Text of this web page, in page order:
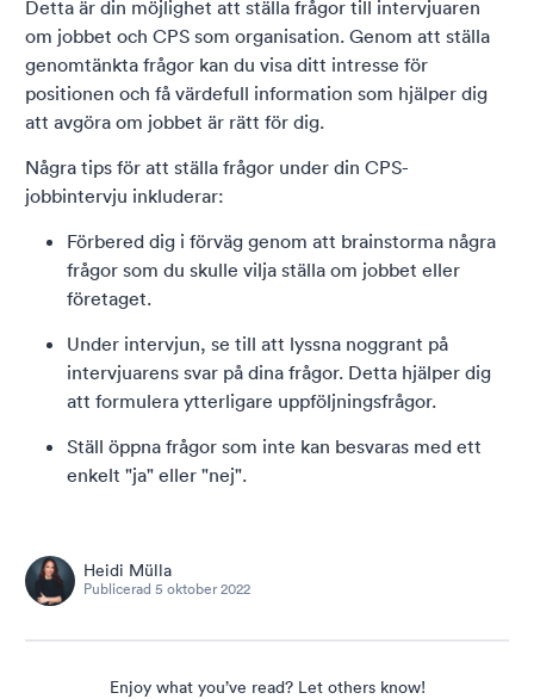
Detta är din möjlighet att ställa frågor till intervjuaren
om jobbet och CPS som organisation. Genom att ställa
genomtänkta frågor kan du visa ditt intresse för
positionen och få värdefull information som hjälper dig
att avgöra om jobbet är rätt för dig.
Några tips för att ställa frågor under din CPS-
jobbintervju inkluderar:
Förbered dig i förväg genom att brainstorma några
frågor som du skulle vilja ställa om jobbet eller
företaget.
Under intervjun, se till att lyssna noggrant på
intervjuarens svar på dina frågor. Detta hjälper dig
att formulera ytterligare uppföljningsfrågor.
Ställ öppna frågor som inte kan besvaras med ett
enkelt "ja" eller "nej".
Heidi Mülla
Publicerad 5 oktober 2022
Enjoy what you’ve read? Let others know!